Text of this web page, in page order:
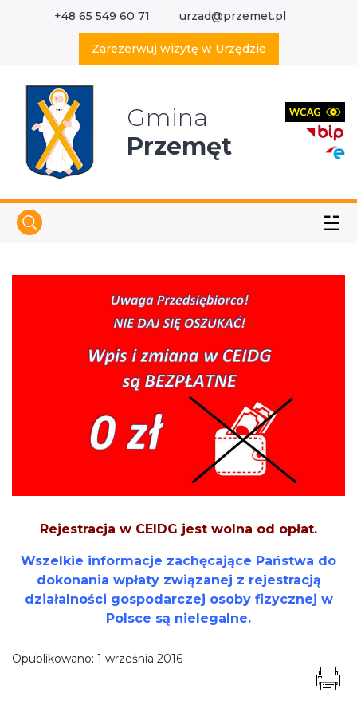
+48 65 549 60 71 urzad@przemet.pl
Zarezerwuj wizytę w Urzędzie
Gmina
Przemęt
☱
Rejestracja w CEIDG jest wolna od opłat.
Wszelkie informacje zachęcające Państwa do
dokonania wpłaty związanej z rejestracją
działalności gospodarczej osoby fizycznej w
Polsce są nielegalne.
Opublikowano: 1 września 2016
Wyszukaj w serwisie